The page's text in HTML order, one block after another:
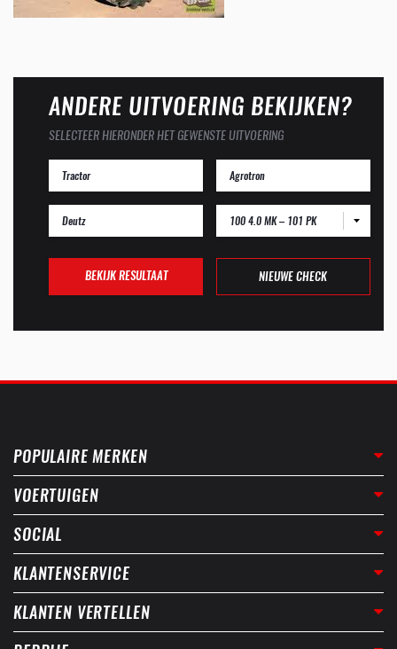
ANDERE UITVOERING BEKIJKEN?
SELECTEER HIERONDER HET GEWENSTE UITVOERING
100 4.0 MK – 101 PK
BEKIJK RESULTAAT NIEUWE CHECK
POPULAIRE MERKEN
VOERTUIGEN
SOCIAL
KLANTENSERVICE
KLANTEN VERTELLEN